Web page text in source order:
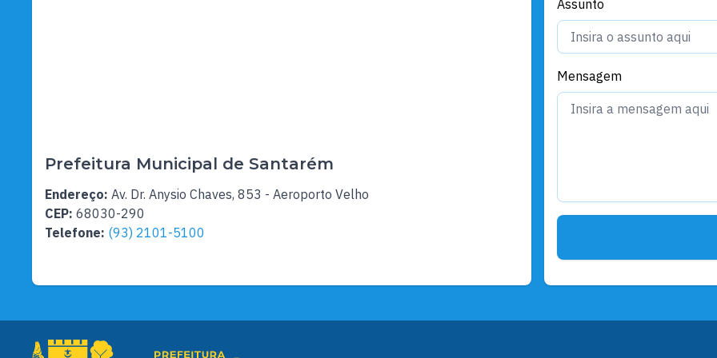
Prefeitura Municipal de Santarém
Endereço: Av. Dr. Anysio Chaves, 853 - Aeroporto Velho
CEP: 68030-290
Telefone: (93) 2101-5100
Assunto
Mensagem